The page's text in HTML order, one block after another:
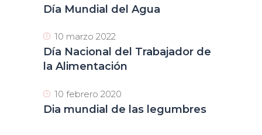
Día Mundial del Agua
10 marzo 2022
Día Nacional del Trabajador de
la Alimentación
10 febrero 2020
Dia mundial de las legumbres